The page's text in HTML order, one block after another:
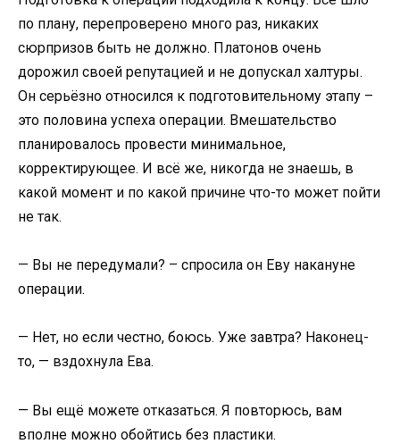
по плану, перепроверено много раз, никаких
сюрпризов быть не должно. Платонов очень
дорожил своей репутацией и не допускал халтуры.
Он серьёзно относился к подготовительному этапу –
это половина успеха операции. Вмешательство
планировалось провести минимальное,
корректирующее. И всё же, никогда не знаешь, в
какой момент и по какой причине что-то может пойти
не так.
— Вы не передумали? – спросила он Еву накануне
операции.
— Нет, но если честно, боюсь. Уже завтра? Наконец-
то, — вздохнула Ева.
— Вы ещё можете отказаться. Я повторюсь, вам
вполне можно обойтись без пластики.